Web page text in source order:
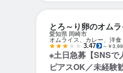
とろ～り卵のオム
愛知県 岡崎市
オムライス、カレー、洋食
3.47 ～￥
※土日急募【SNSで
ピアスOK／未経験